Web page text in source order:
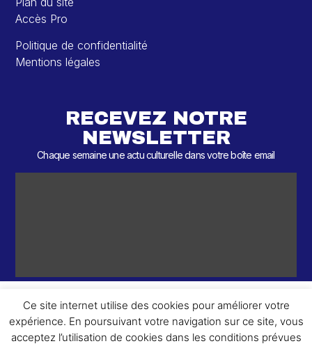
Accès Pro
Politique de confidentialité
Mentions légales
RECEVEZ NOTRE
NEWSLETTER
Chaque semaine une actu culturelle dans votre boîte email
© 2026 – 2 ème Round – Tous droits réservés.
Ce site internet utilise des cookies pour améliorer votre
expérience. En poursuivant votre navigation sur ce site, vous
acceptez l’utilisation de cookies dans les conditions prévues